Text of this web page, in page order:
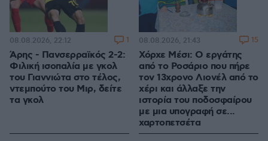
Άρης - Πανσερραϊκός 2-2:
Φιλική ισοπαλία με γκολ
του Γιαννιώτα στο τέλος,
ντεμπούτο του Μιρ, δείτε
τα γκολ
08.08.2026, 22:12 1
Χόρχε Μέσι: Ο εργάτης
από το Ροσάριο που πήρε
τον 13χρονο Λιονέλ από το
χέρι και άλλαξε την
ιστορία του ποδοσφαίρου
με μια υπογραφή σε...
χαρτοπετσέτα
08.08.2026, 21:43 15